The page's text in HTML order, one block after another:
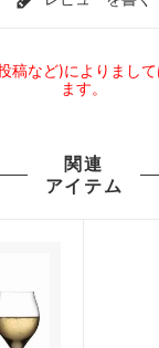
稿など)によりまし
ます。
関連
アイテム